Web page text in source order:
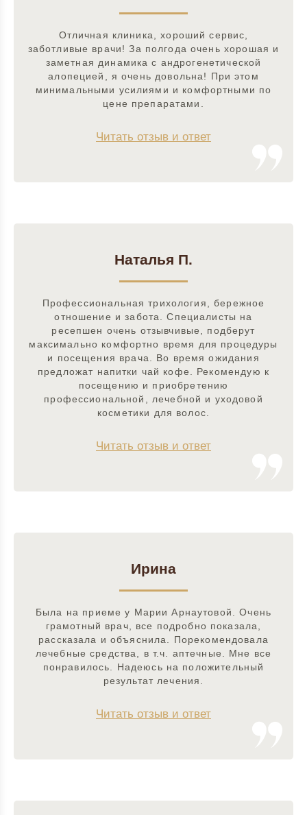
Отличная клиника, хороший сервис,
заботливые врачи! За полгода очень хорошая и
заметная динамика с андрогенетической
алопецией, я очень довольна! При этом
минимальными усилиями и комфортными по
цене препаратами.
Читать отзыв и ответ
Наталья П.
Профессиональная трихология, бережное
отношение и забота. Специалисты на
ресепшен очень отзывчивые, подберут
максимально комфортно время для процедуры
и посещения врача. Во время ожидания
предложат напитки чай кофе. Рекомендую к
посещению и приобретению
профессиональной, лечебной и уходовой
косметики для волос.
Читать отзыв и ответ
Ирина
Была на приеме у Марии Арнаутовой. Очень
грамотный врач, все подробно показала,
рассказала и объяснила. Порекомендовала
лечебные средства, в т.ч. аптечные. Мне все
понравилось. Надеюсь на положительный
результат лечения.
Читать отзыв и ответ